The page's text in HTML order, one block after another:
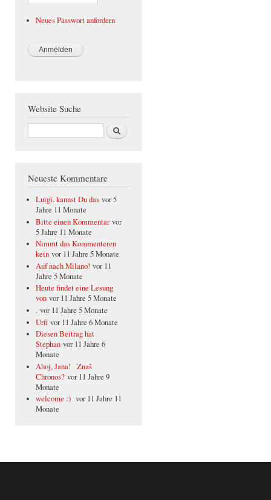
Neues Passwort anfordern
Website Suche
Suche
Neueste Kommentare
Luigi. kannst Du das vor 5
Jahre 11 Monate
Bitte einen Kommentar vor
5 Jahre 11 Monate
Nimmt das Kommenteren
kein vor 11 Jahre 5 Monate
Auf nach Milano! vor 11
Jahre 5 Monate
Heute findet eine Lesung
von vor 11 Jahre 5 Monate
. vor 11 Jahre 5 Monate
Urfi vor 11 Jahre 6 Monate
Diesen Beitrag hat
Stephan vor 11 Jahre 6
Monate
Ahoj, Jana! Znaš
Chronos? vor 11 Jahre 9
Monate
welcome :) vor 11 Jahre 11
Monate